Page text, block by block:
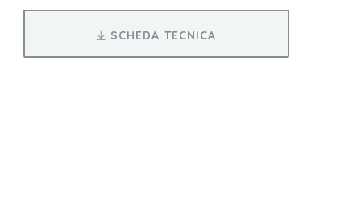
SCHEDA TECNICA